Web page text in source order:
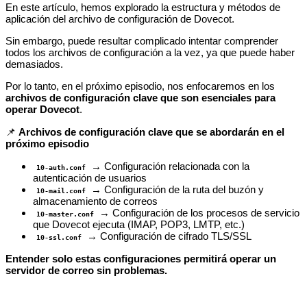
En este artículo, hemos explorado la estructura y métodos de
aplicación del archivo de configuración de Dovecot.
Sin embargo, puede resultar complicado intentar comprender
todos los archivos de configuración a la vez, ya que puede haber
demasiados.
Por lo tanto, en el próximo episodio, nos enfocaremos en los
archivos de configuración clave que son esenciales para
operar Dovecot.
📌 Archivos de configuración clave que se abordarán en el
próximo episodio
10-auth.conf
→ Configuración relacionada con la
autenticación de usuarios
10-mail.conf
→ Configuración de la ruta del buzón y
almacenamiento de correos
10-master.conf
→ Configuración de los procesos de servicio
que Dovecot ejecuta (IMAP, POP3, LMTP, etc.)
10-ssl.conf
→ Configuración de cifrado TLS/SSL
Entender solo estas configuraciones permitirá operar un
servidor de correo sin problemas.